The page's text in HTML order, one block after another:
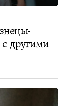
другими